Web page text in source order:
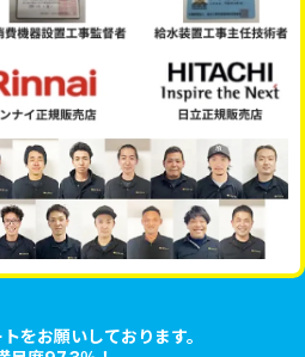
をお願いしております。